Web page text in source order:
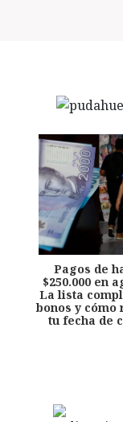
Pagos de
$250.000 en
La lista
bonos y cómo
tu fecha de